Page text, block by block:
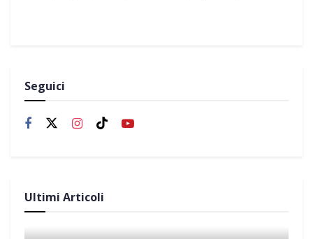
Seguici
Ultimi Articoli